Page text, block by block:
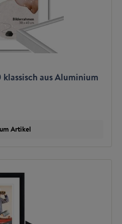
aus Aluminium
Artikel